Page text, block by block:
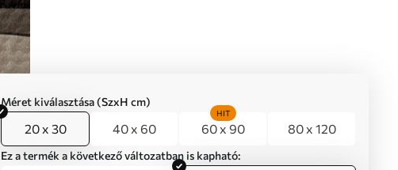
Méret kiválasztása (SzxH cm)
20 x 30 40 x 60 60 x 90
HIT
80 x 120
Ez a termék a következő változatban is kapható: